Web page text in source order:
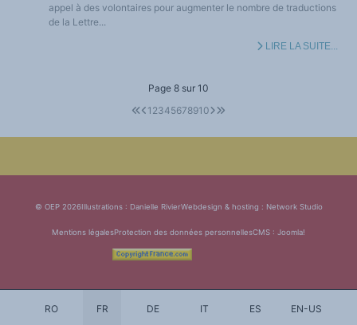
RO FR DE IT ES EN-US
appel à des volontaires pour augmenter le nombre de traductions
de la Lettre...
LIRE LA SUITE...
Page 8 sur 10
1 2345678910
© OEP 2026Illustrations : Danielle RivierWebdesign & hosting : Network Studio
Mentions légalesProtection des données personnellesCMS : Joomla!